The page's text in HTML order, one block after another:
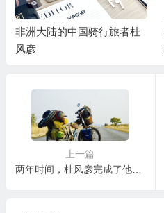
非洲大陆的中国骑行旅者杜
风彦
上一篇
两年时间，杜风彦完成了他的亚非 22 国骑行之旅